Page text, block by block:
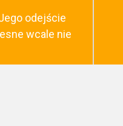
odejście
wcale nie